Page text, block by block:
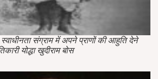
स्वाधीनता संग्राम में अपने प्राणों की आहुति देने
योद्धा खुदीराम बोस